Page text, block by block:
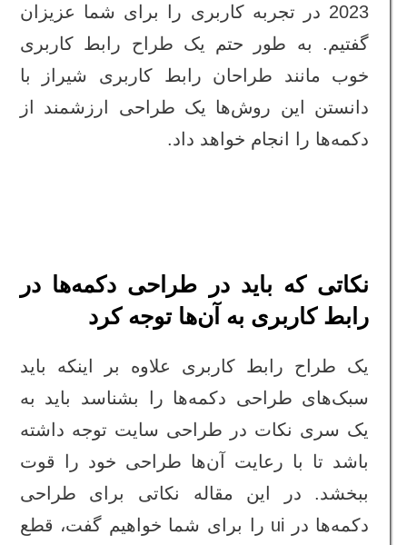
2023 در تجربه کاربری را برای شما عزیزان
گفتیم. به طور حتم یک طراح رابط کاربری
خوب مانند طراحان رابط کاربری شیراز با
دانستن این روش‌ها یک طراحی ارزشمند از
دکمه‌ها را انجام خواهد داد.
نکاتی که باید در طراحی دکمه‌ها در
رابط کاربری به آن‌ها توجه کرد
یک طراح رابط کاربری علاوه بر اینکه باید
سبک‌های طراحی دکمه‌ها را بشناسد باید به
یک سری نکات در طراحی سایت توجه داشته
باشد تا با رعایت آن‌ها طراحی خود را قوت
ببخشد. در این مقاله نکاتی برای طراحی
دکمه‌ها در ui را برای شما خواهیم گفت، قطع